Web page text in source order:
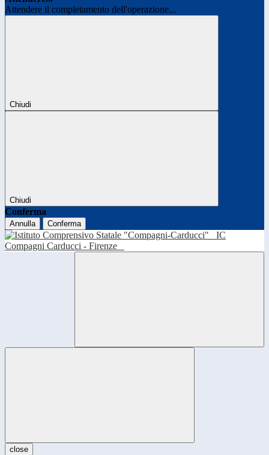
Attendere il completamento dell'operazione...
Chiudi
Chiudi
Conferma
Annulla Conferma
IC
Compagni Carducci - Firenze
close